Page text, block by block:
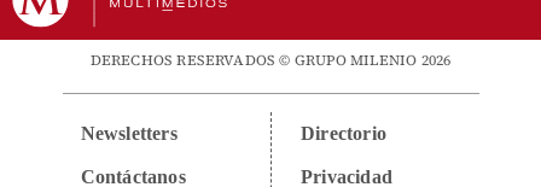
DERECHOS RESERVADOS © GRUPO MILENIO 2026
Newsletters
Contáctanos
Directorio
Privacidad